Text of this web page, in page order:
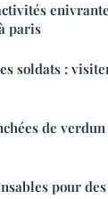
paris
soldats :
de
pour des